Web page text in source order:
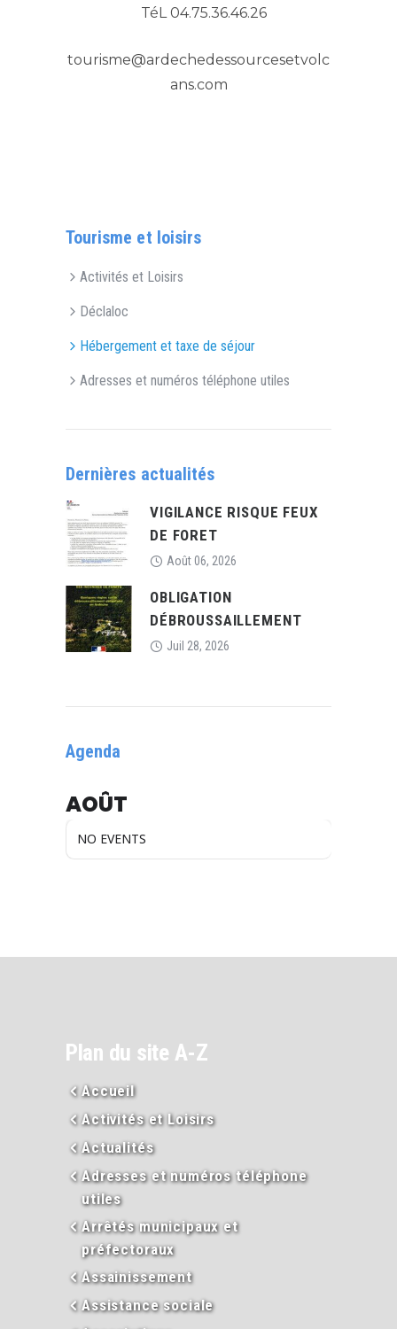
TéL 04.75.36.46.26
tourisme@ardechedessourcesetvolc
ans.com
Tourisme et loisirs
Activités et Loisirs
Déclaloc
Hébergement et taxe de séjour
Adresses et numéros téléphone utiles
Dernières actualités
VIGILANCE RISQUE FEUX
DE FORET
Août 06, 2026
OBLIGATION
DÉBROUSSAILLEMENT
Juil 28, 2026
Agenda
AOÛT
NO EVENTS
Plan du site A-Z
Accueil
Activités et Loisirs
Actualités
Adresses et numéros téléphone
utiles
Arrêtés municipaux et
préfectoraux
Assainissement
Assistance sociale